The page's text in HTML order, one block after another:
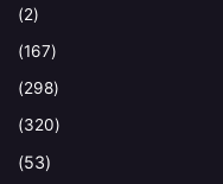
(2)
(167)
(298)
(320)
(53)